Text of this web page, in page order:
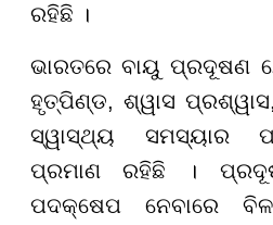
ରହିଛି ।
ଭାରତରେ ବାୟୁ ପ୍ରଦୂଷଣ
ହୃତ୍ପିଣ୍ଡ, ଶ୍ୱାସ
ସ୍ୱାସ୍ଥ୍ୟ ସମସ୍ୟାର
ପ୍ରମାଣ ରହିଛି ।
ପଦକ୍ଷେପ ନେବାରେ